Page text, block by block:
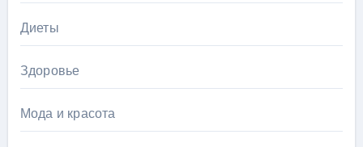
Диеты
Здоровье
Мода и красота